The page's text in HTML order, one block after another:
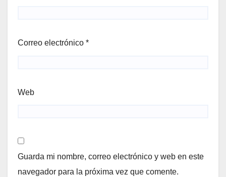
Correo electrónico *
Web
Guarda mi nombre, correo electrónico y web en este
navegador para la próxima vez que comente.